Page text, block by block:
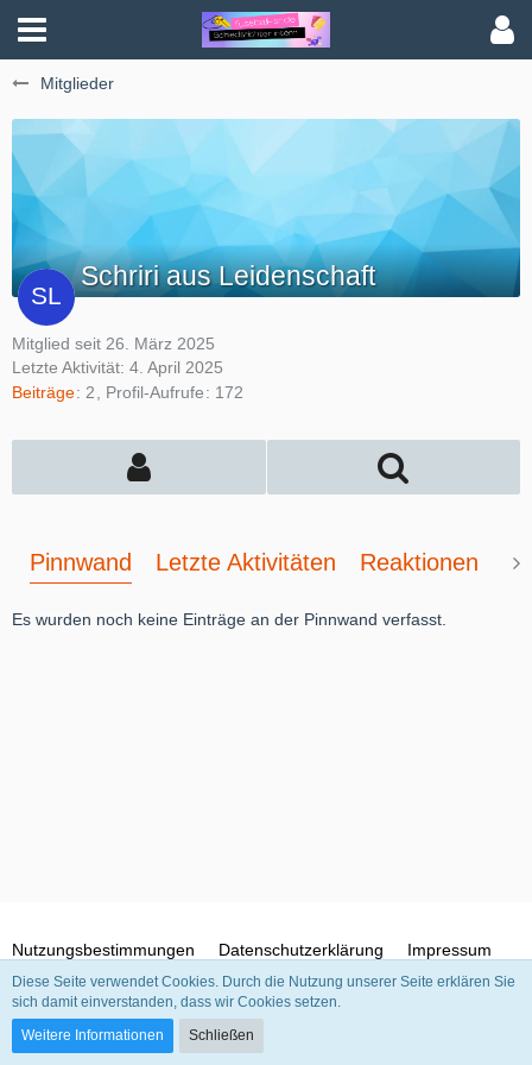
Mitglieder
Schriri aus Leidenschaft
Mitglied seit 26. März 2025
Letzte Aktivität: 4. April 2025
Beiträge 2 Profil-Aufrufe 172
Pinnwand Letzte Aktivitäten Reaktionen
Es wurden noch keine Einträge an der Pinnwand verfasst.
Nutzungsbestimmungen Datenschutzerklärung Impressum
Community-Software:
Diese Seite verwendet Cookies. Durch die Nutzung unserer Seite erklären Sie
sich damit einverstanden, dass wir Cookies setzen.
Weitere Informationen
Schließen